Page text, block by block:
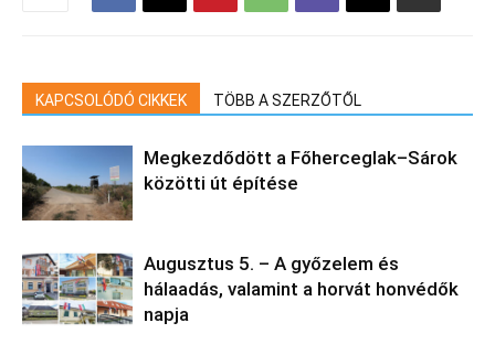
KAPCSOLÓDÓ CIKKEK TÖBB A SZERZŐTŐL
Megkezdődött a Főherceglak–Sárok
közötti út építése
Augusztus 5. – A győzelem és
hálaadás, valamint a horvát honvédők
napja